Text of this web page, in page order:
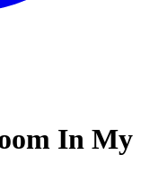
In My